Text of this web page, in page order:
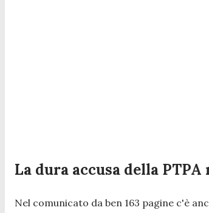
La dura accusa della
Nel comunicato da ben 163 pagine c'è